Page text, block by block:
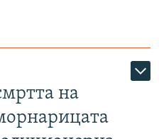
на